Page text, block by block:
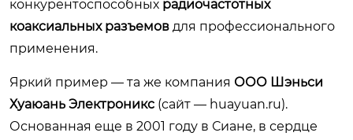
конкурентоспособных радиочастотных
коаксиальных разъемов для профессионального
применения.
Яркий пример — та же компания ООО Шэньси
Хуаюань Электроникс (сайт — huayuan.ru).
Основанная еще в 2001 году в Сиане, в сердце